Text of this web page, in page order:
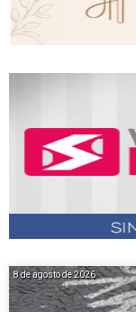
8 de agosto de 2026